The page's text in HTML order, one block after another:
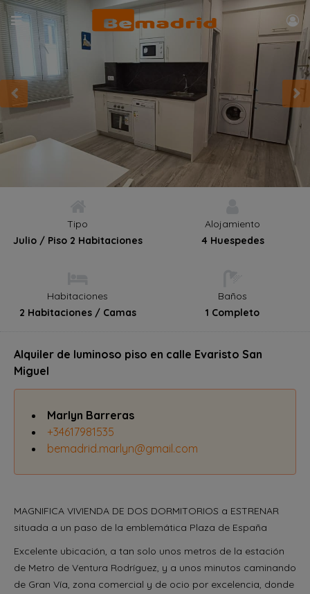
Tipo
Julio / Piso 2 Habitaciones
Alojamiento
4 Huespedes
Habitaciones
2 Habitaciones / Camas
Baños
1 Completo
Alquiler de luminoso piso en calle Evaristo San
Miguel
Marlyn Barreras
+34617981535
bemadrid.marlyn@gmail.com
MAGNIFICA VIVIENDA DE DOS DORMITORIOS a ESTRENAR
situada a un paso de la emblemática Plaza de España
Excelente ubicación, a tan solo unos metros de la estación
de Metro de Ventura Rodríguez, y a unos minutos caminando
de Gran Vía, zona comercial y de ocio por excelencia, donde